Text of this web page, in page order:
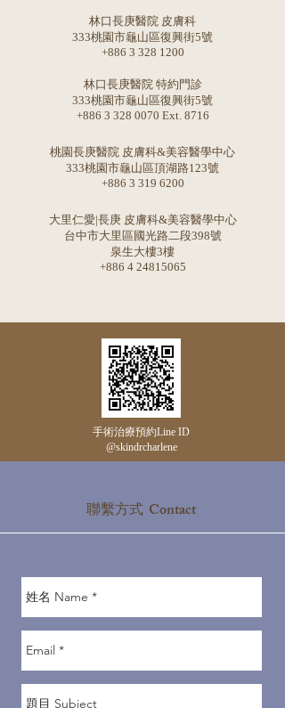
林口長庚醫院 皮膚科
333桃園市龜山區復興街5號
+886 3 328 1200
林口長庚醫院 特約門診
333桃園市龜山區復興街5號
+886 3 328 0070 Ext. 8716
桃園長庚醫院 皮膚科&美容醫學中心
333桃園市龜山區頂湖路123號
+886 3 319 6200
大里仁愛|長庚 皮膚科&美容醫學中心
台中市大里區國光路二段398號
泉生大樓3樓
+886 4 24815065
手術治療預約Line ID ​
​@skindrcharlene
聯繫方式 Contact